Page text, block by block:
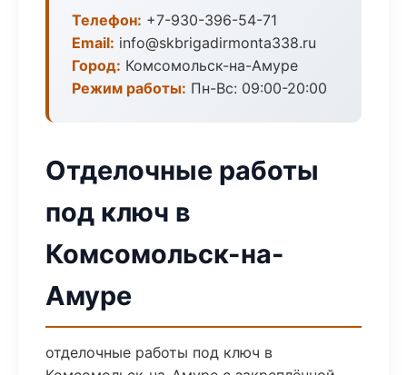
Телефон: +7-930-396-54-71
Email: info@skbrigadirmonta338.ru
Город: Комсомольск-на-Амуре
Режим работы: Пн-Вс: 09:00-20:00
Отделочные работы
под ключ в
Комсомольск-на-
Амуре
отделочные работы под ключ в